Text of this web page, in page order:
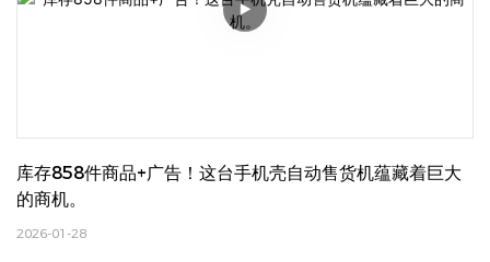
库存858件商品+广告！这台手机壳自动售货机蕴藏着巨大
的商机。
2026-01-28